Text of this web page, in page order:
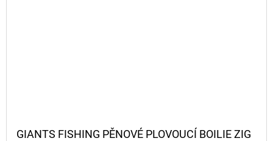
GIANTS FISHING PĚNOVÉ PLOVOUCÍ BOILIE ZIG